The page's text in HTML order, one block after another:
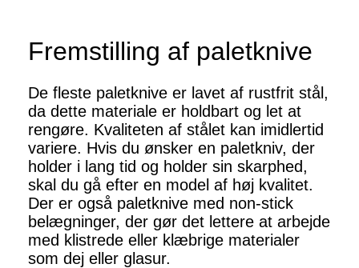
Fremstilling af paletknive
De fleste paletknive er lavet af rustfrit stål,
da dette materiale er holdbart og let at
rengøre. Kvaliteten af stålet kan imidlertid
variere. Hvis du ønsker en paletkniv, der
holder i lang tid og holder sin skarphed,
skal du gå efter en model af høj kvalitet.
Der er også paletknive med non-stick
belægninger, der gør det lettere at arbejde
med klistrede eller klæbrige materialer
som dej eller glasur.